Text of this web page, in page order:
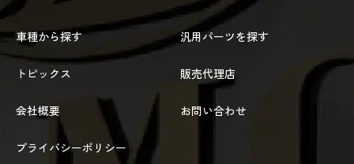
車種から探す 汎用パーツを探す
トピックス 販売代理店
会社概要 お問い合わせ
プライバシーポリシー